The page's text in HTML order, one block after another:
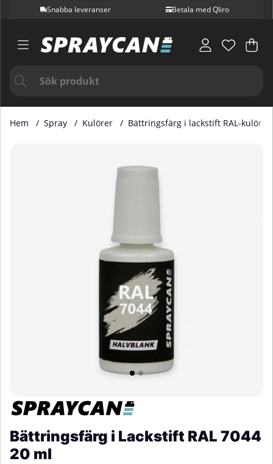
Snabba leveranser Betala med Qliro
.
Hem Spray Kulörer Bättringsfärg i lackstift RAL-kulörer
Bättringsfärg i Lackstift RAL 7044
20 ml